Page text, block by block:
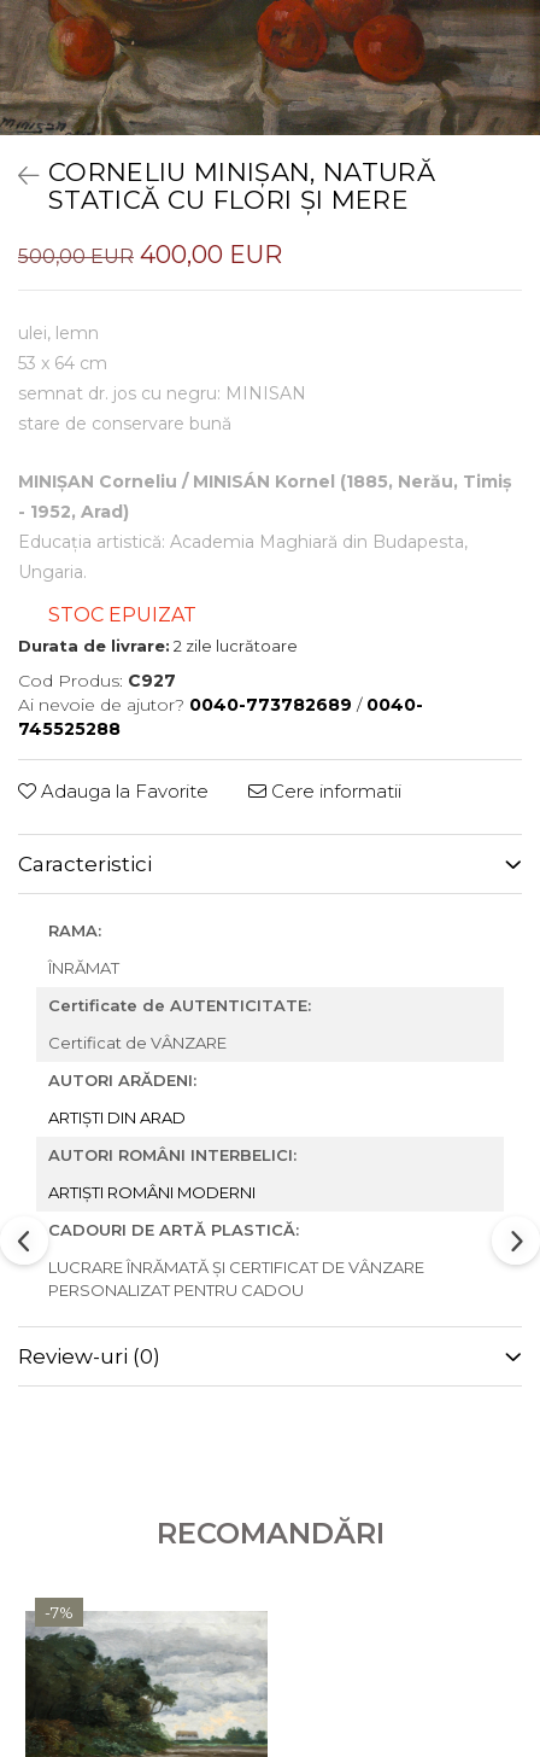
CORNELIU MINIȘAN, NATURĂ
STATICĂ CU FLORI ȘI MERE
500,00 EUR 400,00 EUR
ulei, lemn
53 x 64 cm
semnat dr. jos cu negru: MINISAN
stare de conservare bună
MINIȘAN Corneliu / MINISÁN Kornel (1885, Nerău, Timiș
- 1952, Arad)
Educația artistică: Academia Maghiară din Budapesta,
Ungaria.
STOC EPUIZAT
Durata de livrare: 2 zile lucrătoare
Cod Produs: C927
Ai nevoie de ajutor? 0040-773782689 / 0040-
745525288
Adauga la Favorite Cere informatii
Caracteristici
RAMA:
ÎNRĂMAT
Certificate de AUTENTICITATE:
Certificat de VÂNZARE
AUTORI ARĂDENI:
ARTIȘTI DIN ARAD
AUTORI ROMÂNI INTERBELICI:
ARTIȘTI ROMÂNI MODERNI
CADOURI DE ARTĂ PLASTICĂ:
LUCRARE ÎNRĂMATĂ ȘI CERTIFICAT DE VÂNZARE
PERSONALIZAT PENTRU CADOU
Review-uri (0)
RECOMANDĂRI
-7%